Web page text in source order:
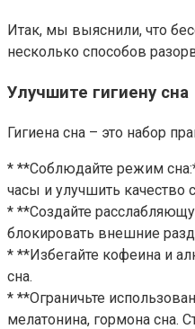
Итак, мы выяснили, что
несколько способов
Улучшите гигиену сна
Гигиена сна – это набор
* **Соблюдайте режим
часы и улучшить качество
* **Создайте
блокировать внешние
* **Избегайте кофеина и
сна.
* **Ограничьте
мелатонина, гормона сна.